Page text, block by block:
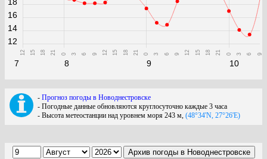
7
12 15 18 21
8
0 3 6 9 12 15 18 21
9
0 3 6 9 12 15 18 21
10
0 3 6 9
12
14
16
- Прогноз погоды в Новоднестровске
- Погодные данные обновляются круглосуточно каждые 3 часа
- Высота метеостанции над уровнем моря 243 м, (48°34'N, 27°26'E)